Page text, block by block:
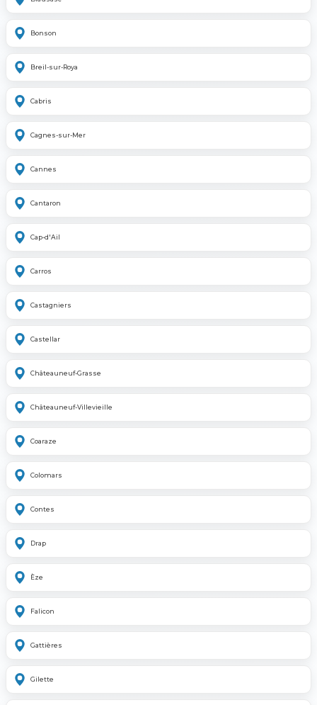
Bonson
Breil-sur-Roya
Cabris
Cagnes-sur-Mer
Cannes
Cantaron
Cap-d'Ail
Carros
Castagniers
Castellar
Châteauneuf-Grasse
Châteauneuf-Villevieille
Coaraze
Colomars
Contes
Drap
Èze
Falicon
Gattières
Gilette